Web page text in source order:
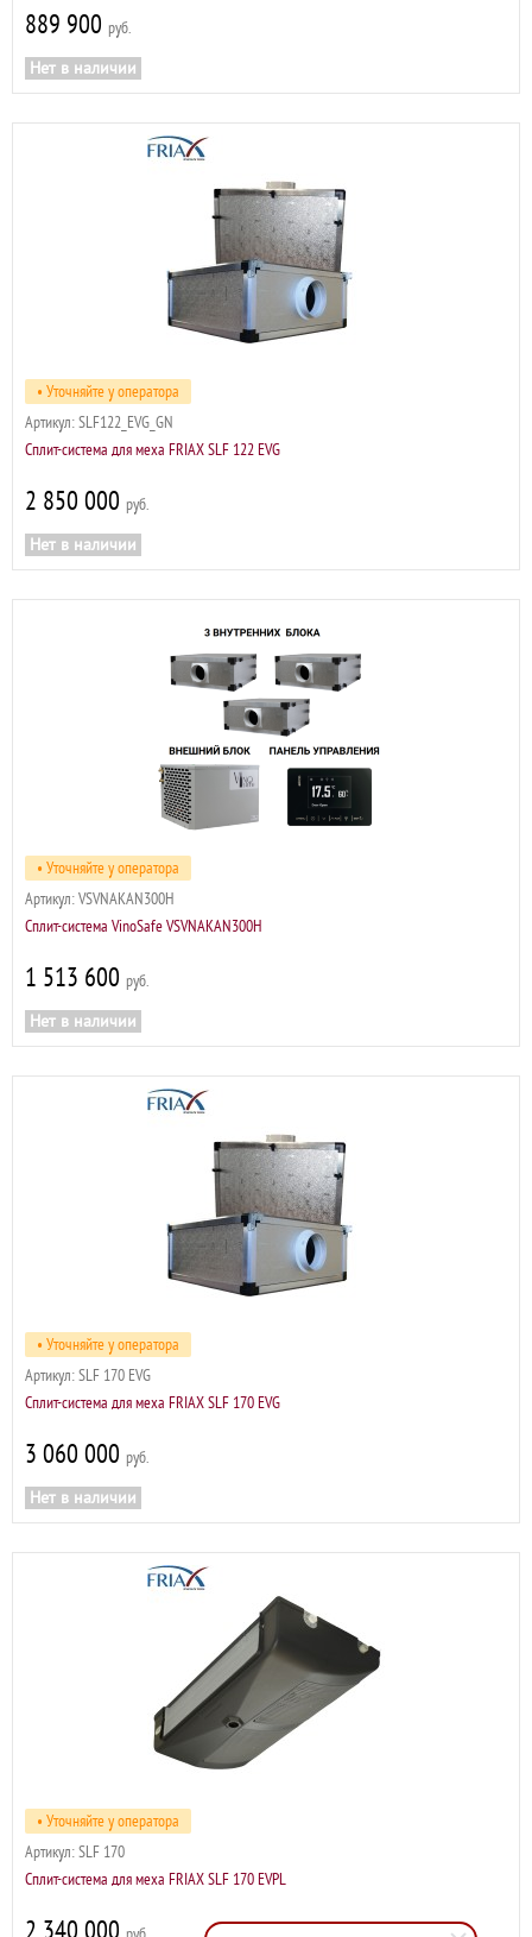
889 900 р
Нет в наличии
• Уточняйте у оператора
Артикул: SLF122_EVG_GN
Сплит-система для меха FRIAX SLF 122 EVG
2 850 000 р
Нет в наличии
• Уточняйте у оператора
Артикул: VSVNAKAN300H
Сплит-система VinoSafe VSVNAKAN300H
1 513 600 р
Нет в наличии
• Уточняйте у оператора
Артикул: SLF 170 EVG
Сплит-система для меха FRIAX SLF 170 EVG
3 060 000 р
Нет в наличии
• Уточняйте у оператора
Артикул: SLF 170
Сплит-система для меха FRIAX SLF 170 EVPL
2 340 000